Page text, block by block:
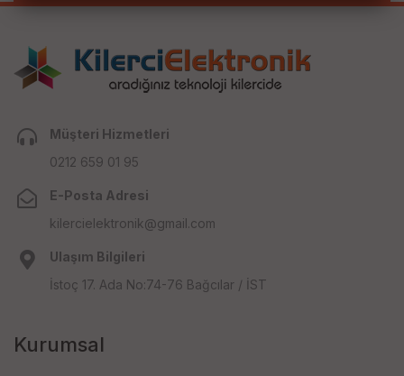
Müşteri Hizmetleri
0212 659 01 95
E-Posta Adresi
kilercielektronik@gmail.com
Ulaşım Bilgileri
İstoç 17. Ada No:74-76 Bağcılar / İST
Kurumsal